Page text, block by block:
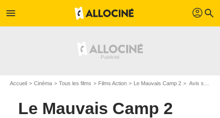
menu profil search
Accueil Cinéma Tous les films Films Action Le Mauvais Camp 2 Avis sur Le Mauvais Camp 2
Le Mauvais Camp 2